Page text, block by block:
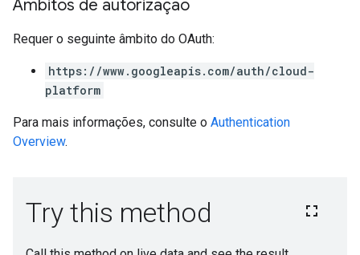
Âmbitos de autorização
Requer o seguinte âmbito do OAuth:
https://www.googleapis.com/auth/cloud-
platform
Para mais informações, consulte o Authentication
Overview.